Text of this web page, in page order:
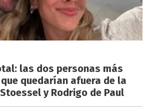
las dos personas más
quedarían afuera de la
y Rodrigo de Paul